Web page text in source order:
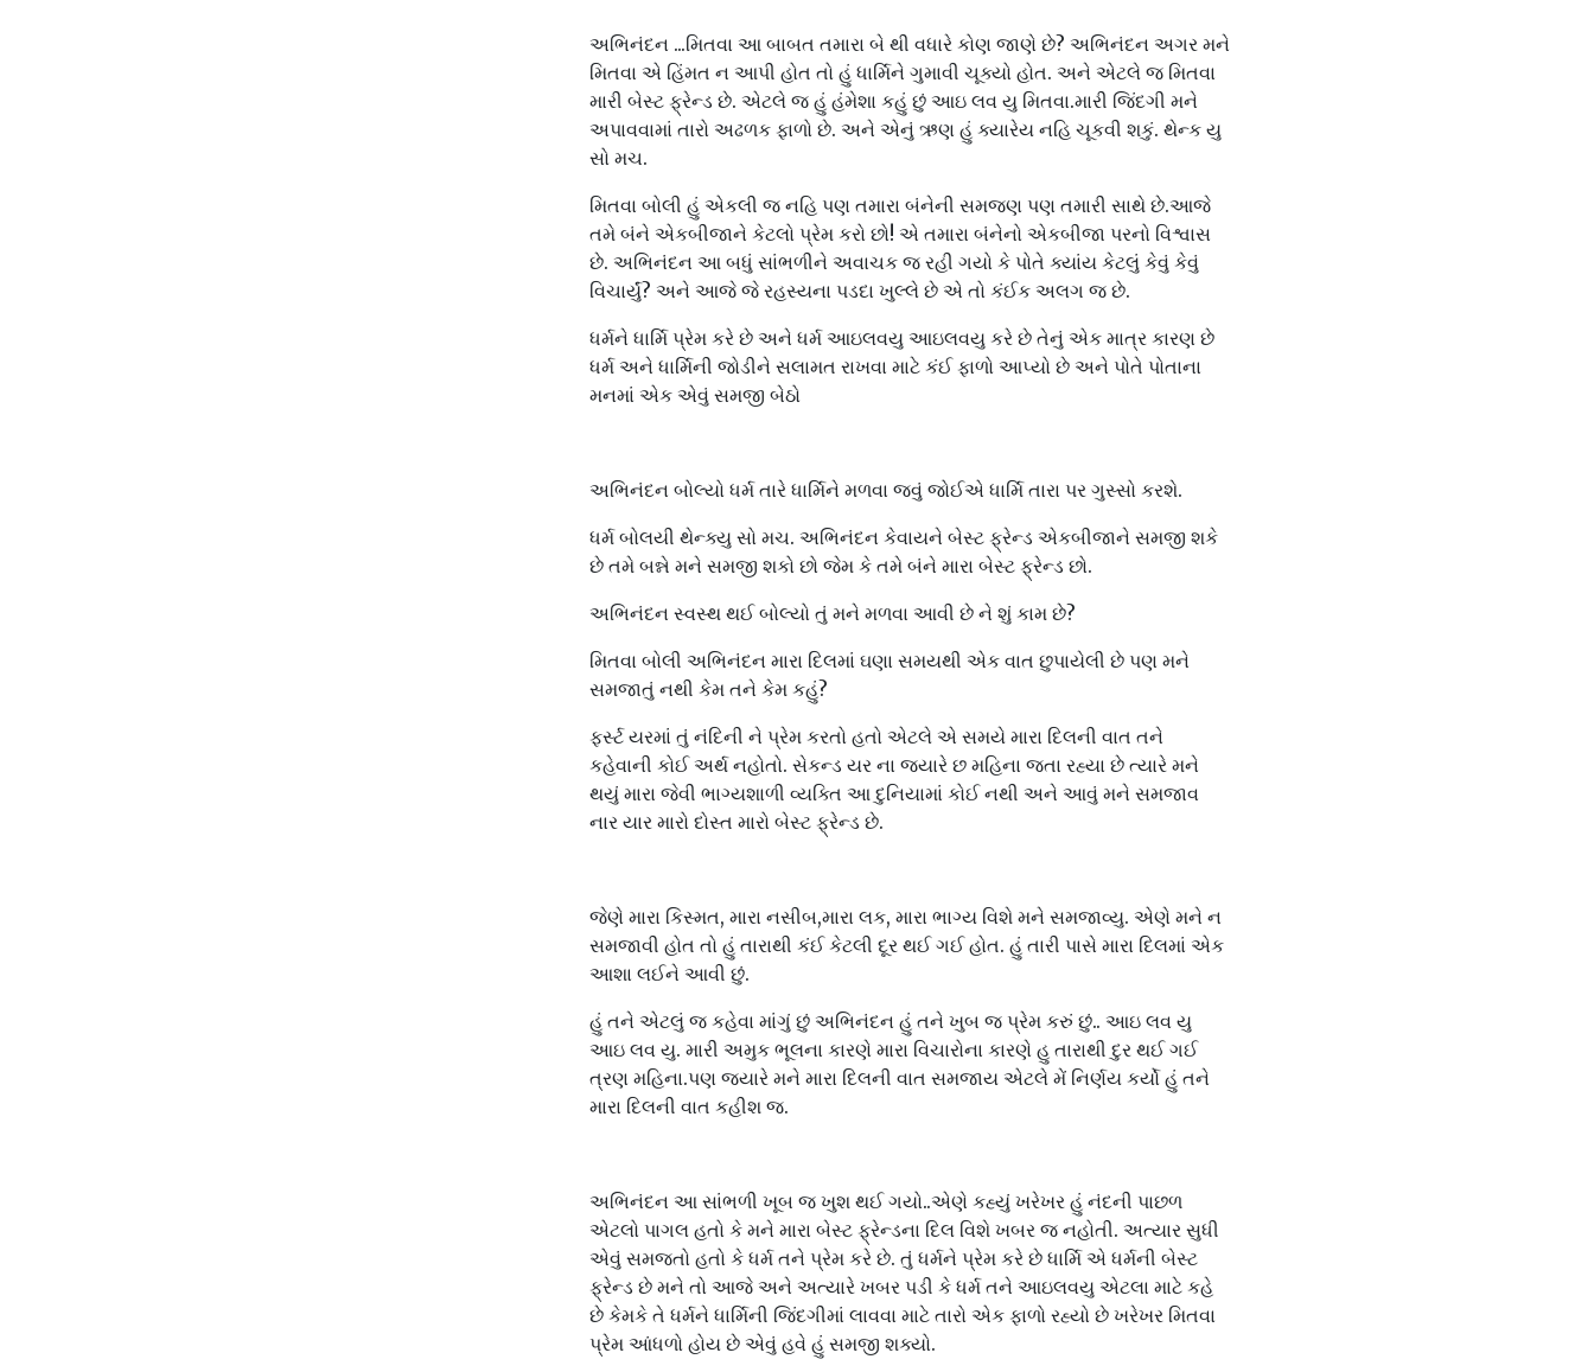
અભિનંદન ...મિતવા આ બાબત તમારા બે થી વધારે કોણ જાણે છે? અભિનંદન અગર મને
મિતવા એ હિંમત ન આપી હોત તો હું ધાર્મિને ગુમાવી ચૂક્યો હોત. અને એટલે જ મિતવા
મારી બેસ્ટ ફ્રેન્ડ છે. એટલે જ હું હંમેશા કહું છું આઇ લવ યુ મિતવા.મારી જિંદગી મને
અપાવવામાં તારો અઢળક ફાળો છે. અને એનું ઋણ હું ક્યારેય નહિ ચૂકવી શકું. થેન્ક યુ
સો મચ.
મિતવા બોલી હું એકલી જ નહિ પણ તમારા બંનેની સમજણ પણ તમારી સાથે છે.આજે
તમે બંને એકબીજાને કેટલો પ્રેમ કરો છો! એ તમારા બંનેનો એકબીજા પરનો વિશ્વાસ
છે. અભિનંદન આ બધું સાંભળીને અવાચક જ રહી ગયો કે પોતે ક્યાંય કેટલું કેવું કેવું
વિચાર્યું? અને આજે જે રહસ્યના પડદા ખુલ્લે છે એ તો કંઈક અલગ જ છે.
ધર્મને ધાર્મિ પ્રેમ કરે છે અને ધર્મ આઇલવયુ આઇલવયુ કરે છે તેનું એક માત્ર કારણ છે
ધર્મ અને ધાર્મિની જોડીને સલામત રાખવા માટે કંઈ ફાળો આપ્યો છે અને પોતે પોતાના
મનમાં એક એવું સમજી બેઠો
અભિનંદન બોલ્યો ધર્મ તારે ધાર્મિને મળવા જવું જોઈએ ધાર્મિ તારા પર ગુસ્સો કરશે.
ધર્મ બોલયી થેન્ક્યુ સો મચ. અભિનંદન કેવાયને બેસ્ટ ફ્રેન્ડ એકબીજાને સમજી શકે
છે તમે બન્ને મને સમજી શકો છો જેમ કે તમે બંને મારા બેસ્ટ ફ્રેન્ડ છો.
અભિનંદન સ્વસ્થ થઈ બોલ્યો તું મને મળવા આવી છે ને શું કામ છે?
મિતવા બોલી અભિનંદન મારા દિલમાં ઘણા સમયથી એક વાત છુપાયેલી છે પણ મને
સમજાતું નથી કેમ તને કેમ કહું?
ફર્સ્ટ યરમાં તું નંદિની ને પ્રેમ કરતો હતો એટલે એ સમયે મારા દિલની વાત તને
કહેવાની કોઈ અર્થ નહોતો. સેકન્ડ યર ના જ્યારે છ મહિના જતા રહ્યા છે ત્યારે મને
થયું મારા જેવી ભાગ્યશાળી વ્યક્તિ આ દુનિયામાં કોઈ નથી અને આવું મને સમજાવ
નાર યાર મારો દોસ્ત મારો બેસ્ટ ફ્રેન્ડ છે.
જેણે મારા કિસ્મત, મારા નસીબ,મારા લક, મારા ભાગ્ય વિશે મને સમજાવ્યુ. એણે મને ન
સમજાવી હોત તો હું તારાથી કંઈ કેટલી દૂર થઈ ગઈ હોત. હું તારી પાસે મારા દિલમાં એક
આશા લઈને આવી છું.
હું તને એટલું જ કહેવા માંગું છું અભિનંદન હું તને ખુબ જ પ્રેમ કરું છું.. આઇ લવ યુ
આઇ લવ યુ. મારી અમુક ભૂલના કારણે મારા વિચારોના કારણે હુ તારાથી દુર થઈ ગઈ
ત્રણ મહિના.પણ જ્યારે મને મારા દિલની વાત સમજાય એટલે મેં નિર્ણય કર્યો હું તને
મારા દિલની વાત કહીશ જ.
અભિનંદન આ સાંભળી ખૂબ જ ખુશ થઈ ગયો..એણે કહ્યું ખરેખર હું નંદની પાછળ
એટલો પાગલ હતો કે મને મારા બેસ્ટ ફ્રેન્ડના દિલ વિશે ખબર જ નહોતી. અત્યાર સુધી
એવું સમજતો હતો કે ધર્મ તને પ્રેમ કરે છે. તું ધર્મને પ્રેમ કરે છે ધાર્મિ એ ધર્મની બેસ્ટ
ફ્રેન્ડ છે મને તો આજે અને અત્યારે ખબર પડી કે ધર્મ તને આઇલવયુ એટલા માટે કહે
છે કેમકે તે ધર્મને ધાર્મિની જિંદગીમાં લાવવા માટે તારો એક ફાળો રહ્યો છે ખરેખર મિતવા
પ્રેમ આંધળો હોય છે એવું હવે હું સમજી શક્યો.